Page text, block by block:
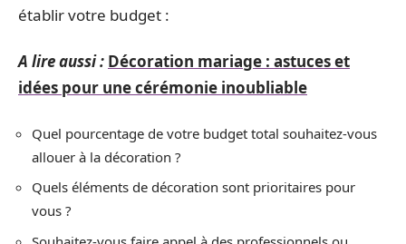
établir votre budget :
A lire aussi : Décoration mariage : astuces et
idées pour une cérémonie inoubliable
Quel pourcentage de votre budget total souhaitez-vous
allouer à la décoration ?
Quels éléments de décoration sont prioritaires pour
vous ?